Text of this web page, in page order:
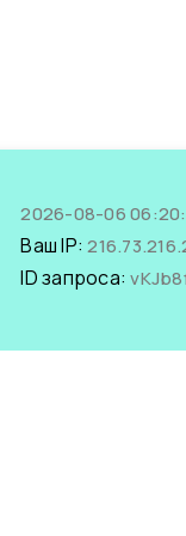
2026-08-06
Ваш IP:
ID запроса: